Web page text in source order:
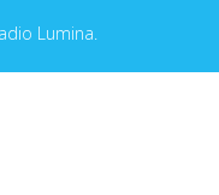
Lumina.